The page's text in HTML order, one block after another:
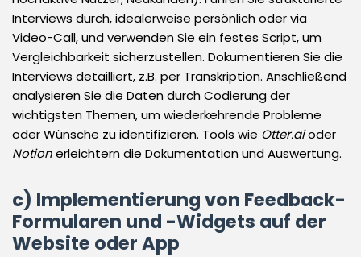
Interviews durch, idealerweise persönlich oder via
Video-Call, und verwenden Sie ein festes Script, um
Vergleichbarkeit sicherzustellen. Dokumentieren Sie die
Interviews detailliert, z.B. per Transkription. Anschließend
analysieren Sie die Daten durch Codierung der
wichtigsten Themen, um wiederkehrende Probleme
oder Wünsche zu identifizieren. Tools wie Otter.aioder
Notionerleichtern die Dokumentation und Auswertung.
c) Implementierung von Feedback-
Formularen und -Widgets auf der
Website oder App